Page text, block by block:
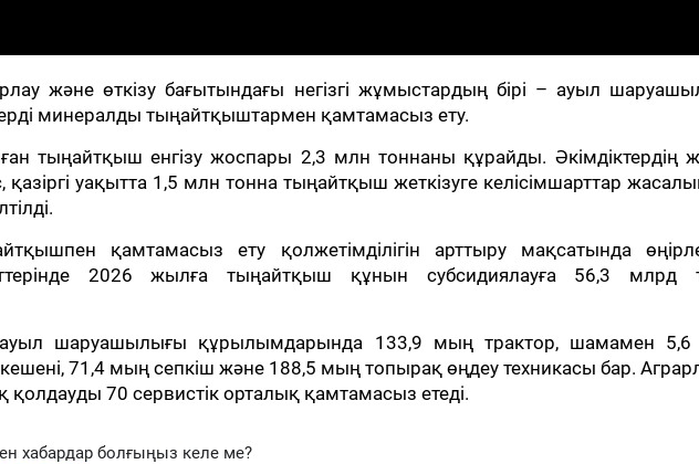
және өткізу бағытындағы негізгі жұмыстардың бірі – ауыл
минералды тыңайтқыштармен қамтамасыз ету.
тыңайтқыш енгізу жоспары 2,3 млн тоннаны құрайды. Әкімдіктердің
қазіргі уақытта 1,5 млн тонна тыңайтқыш жеткізуге келісімшарттар
қамтамасыз ету қолжетімділігін арттыру мақсатында
2026 жылға тыңайтқыш құнын субсидиялауға 56,3 млрд
ауыл шаруашылығы құрылымдарында 133,9 мың трактор, шамамен
кешені, 71,4 мың сепкіш және 188,5 мың топырақ өңдеу техникасы бар.
қолдауды 70 сервистік орталық қамтамасыз етеді.
хабардар болғыңыз келе ме?